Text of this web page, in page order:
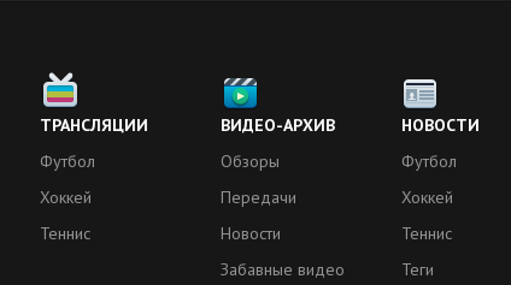
ТРАНСЛЯЦИИ
Футбол
Хоккей
Теннис
ВИДЕО-АРХИВ
Обзоры
Передачи
Новости
Забавные видео
НОВОСТИ
Футбол
Хоккей
Теннис
Теги